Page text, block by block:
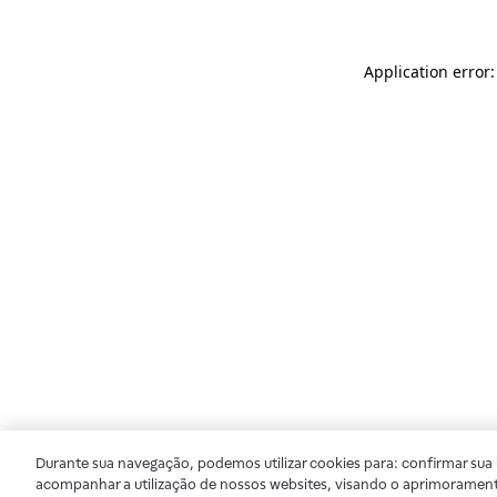
Application
Durante sua navegação, podemos utilizar cookies para: confirmar
acompanhar a utilização de nossos websites, visando o